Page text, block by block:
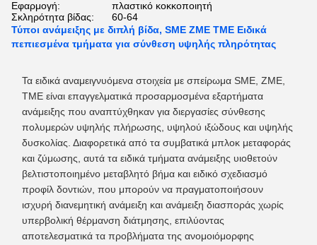
Εφαρμογή:
πλαστικό κοκκοποιητή
Σκληρότητα βίδας:
60-64
Τύποι ανάμειξης με διπλή βίδα, SME ZME TME Ειδικά
πεπιεσμένα τμήματα για σύνθεση υψηλής πληρότητας
Τα ειδικά αναμειγνυόμενα στοιχεία με σπείρωμα SME, ZME,
TME είναι επαγγελματικά προσαρμοσμένα εξαρτήματα
ανάμειξης που αναπτύχθηκαν για διεργασίες σύνθεσης
πολυμερών υψηλής πλήρωσης, υψηλού ιξώδους και υψηλής
δυσκολίας. Διαφορετικά από τα συμβατικά μπλοκ μεταφοράς
και ζύμωσης, αυτά τα ειδικά τμήματα ανάμειξης υιοθετούν
βελτιστοποιημένο μεταβλητό βήμα και ειδικό σχεδιασμό
προφίλ δοντιών, που μπορούν να πραγματοποιήσουν
ισχυρή διανεμητική ανάμειξη και ανάμειξη διασποράς χωρίς
υπερβολική θέρμανση διάτμησης, επιλύοντας
αποτελεσματικά τα προβλήματα της ανομοιόμορφης